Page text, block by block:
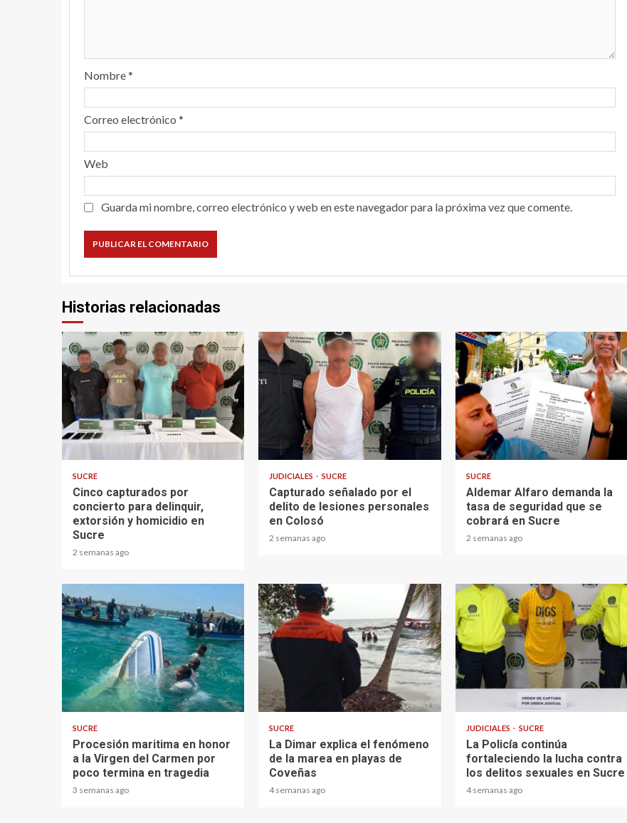
Nombre*
Correo electrónico *
Web
Guarda mi nombre, correo electrónico y web en este navegador para la próxima vez que comente.
Historias relacionadas
2 min read
SUCRE
Cinco capturados por
concierto para delinquir,
extorsión y homicidio en
Sucre
2 semanas ago
1 min read
JUDICIALES SUCRE
Capturado señalado por el
delito de lesiones personales
en Colosó
2 semanas ago
2 min read
SUCRE
Aldemar Alfaro demanda la
tasa de seguridad que se
cobrará en Sucre
2 semanas ago
1 min read
SUCRE
Procesión maritima en honor
a la Virgen del Carmen por
poco termina en tragedia
3 semanas ago
2 min read
SUCRE
La Dimar explica el fenómeno
de la marea en playas de
Coveñas
4 semanas ago
JUDICIALES SUCRE
La Policía continúa
fortaleciendo la lucha contra
los delitos sexuales en Sucre
4 semanas ago